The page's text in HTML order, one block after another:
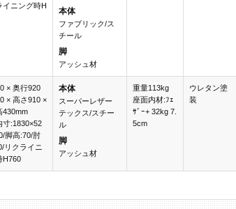
イニング時H
本体
ファブリック/ス
チール
脚
アッシュ材
× 奥行920
× 高さ910 ×
430mm
寸:1830×52
脚高:70/肘
リクライニ
H760
本体
スーパーレザー
テックス/スチー
ル
脚
アッシュ材
重量113kg
座面内材:ﾌｪ
ｻﾞｰ+ 32kg 7.
5cm
ウレタン塗
装